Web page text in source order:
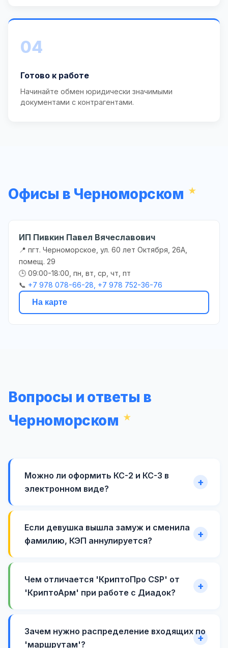
04
Готово к работе
Начинайте обмен юридически значимыми
документами с контрагентами.
Офисы в Черноморском
ИП Пивкин Павел Вячеславович
📍 пгт. Черноморское, ул. 60 лет Октября, 26А,
помещ. 29
🕒 09:00-18:00, пн, вт, ср, чт, пт
📞 +7 978 078-66-28, +7 978 752-36-76
На карте
Вопросы и ответы в
Черноморском
Можно ли оформить КС-2 и КС-3 в
электронном виде?
Если девушка вышла замуж и сменила
фамилию, КЭП аннулируется?
Чем отличается 'КриптоПро CSP' от
'КриптоАрм' при работе с Диадок?
Зачем нужно распределение входящих по
'маршрутам'?